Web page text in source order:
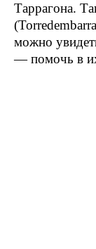
Таррагона.
можно
— помочь в